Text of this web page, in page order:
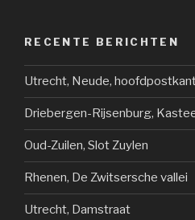
RECENTE BERICHTEN
Utrecht, Neude,
Driebergen-Rijsenburg,
Oud-Zuilen, Slot Zuylen
Rhenen, De Zwitsersche vallei
Utrecht, Damstraat